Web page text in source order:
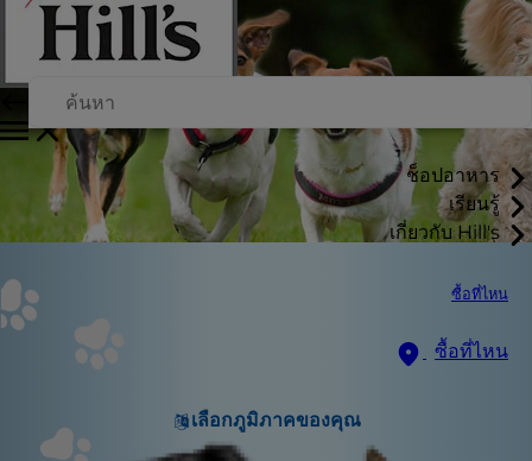
ช็อปอาหาร
เรียนรู้
เกี่ยวกับ Hill's
ซื้อที่ไหน
ซื้อที่ไหน
เลือกภูมิภาคของคุณ